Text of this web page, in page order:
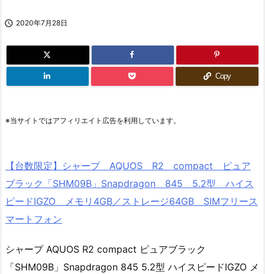
 2020年7月28日
Copy
※当サイトではアフィリエイト広告を利用しています。
【台数限定】シャープ AQUOS R2 compact ピュア
ブラック「SHM09B」Snapdragon 845 5.2型 ハイス
ピードIGZO メモリ4GB／ストレージ64GB SIMフリース
マートフォン
シャープ AQUOS R2 compact ピュアブラック
「SHM09B」Snapdragon 845 5.2型 ハイスピードIGZO メ